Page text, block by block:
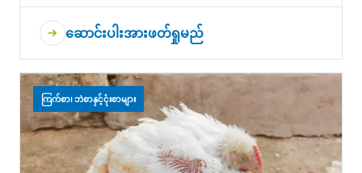
ဆောင်းပါးအားဖတ်ရှုမည်
ကြက်စာ၊ ဘဲစာနှင့်ငုံးစာများ